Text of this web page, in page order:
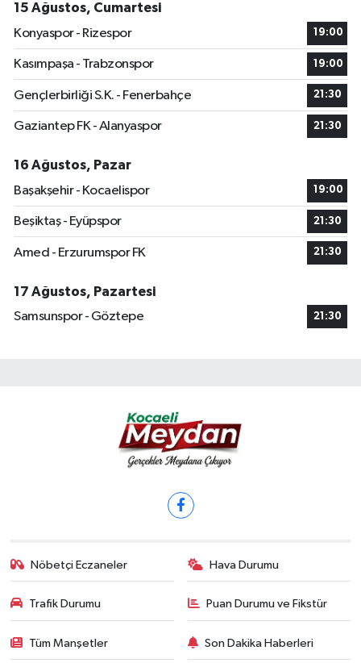
15 Ağustos, Cumartesi
Konyaspor - Rizespor
19:00
Kasımpaşa - Trabzonspor 19:00
Gençlerbirliği S.K. - Fenerbahçe 21:30
Gaziantep FK - Alanyaspor 21:30
16 Ağustos, Pazar
Başakşehir - Kocaelispor
19:00
Beşiktaş - Eyüpspor 21:30
Amed - Erzurumspor FK 21:30
17 Ağustos, Pazartesi
Samsunspor - Göztepe
21:30
Nöbetçi Eczaneler Hava Durumu
Trafik Durumu Puan Durumu ve Fikstür
Tüm Manşetler Son Dakika Haberleri